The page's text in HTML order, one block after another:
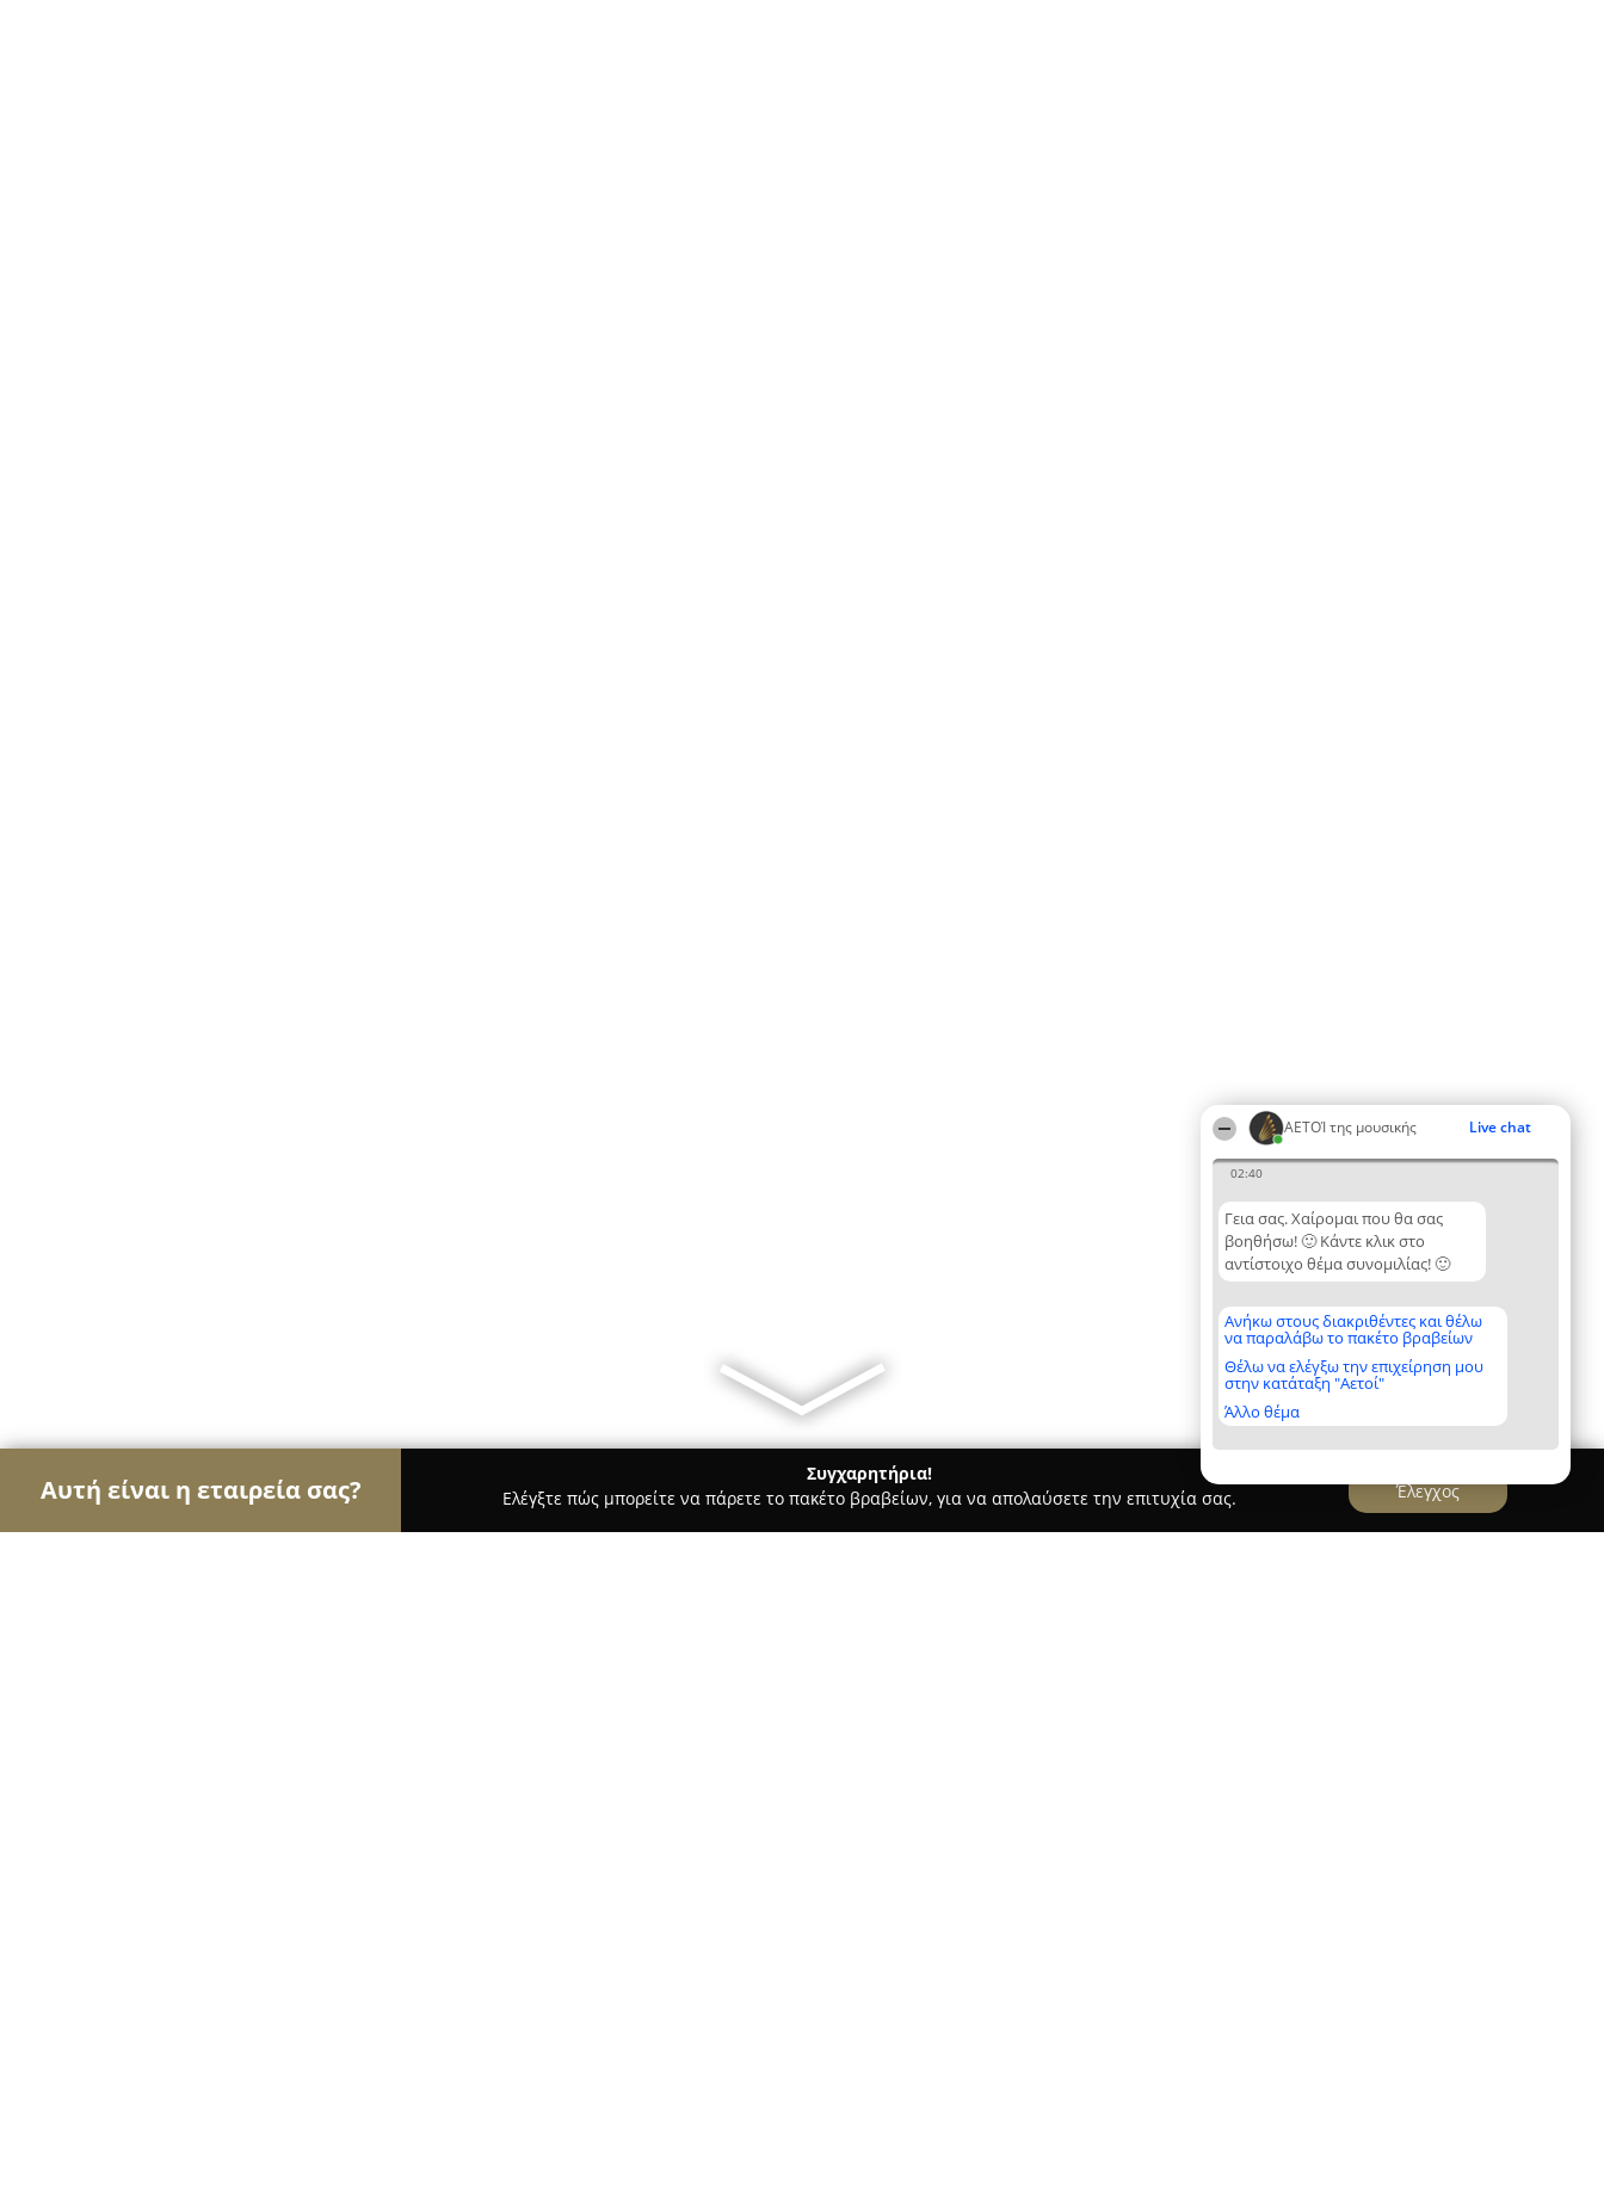
ΑΕΤΟΊ της μουσικής Live chat
02:40
Γεια σας. Χαίρομαι που θα σας
βοηθήσω! 🙂 Κάντε κλικ στο
αντίστοιχο θέμα συνομιλίας! 🙂
Ανήκω στους διακριθέντες και θέλω
να παραλάβω το πακέτο βραβείων
Θέλω να ελέγξω την επιχείρηση μου
στην κατάταξη "Αετοί"
Άλλο θέμα
Αυτή είναι η εταιρεία σας?
Συγχαρητήρια!
Ελέγξτε πώς μπορείτε να πάρετε το πακέτο βραβείων, για να απολαύσετε την επιτυχία σας.
Έλεγχος